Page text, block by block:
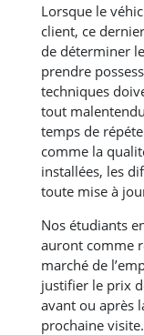
Lorsque le
client, ce
de déterminer
prendre
techniques
tout
temps de
comme la
installées, les
toute mise à
Nos étudiants
auront comme
marché de
justifier le prix
avant ou après
prochaine visite.